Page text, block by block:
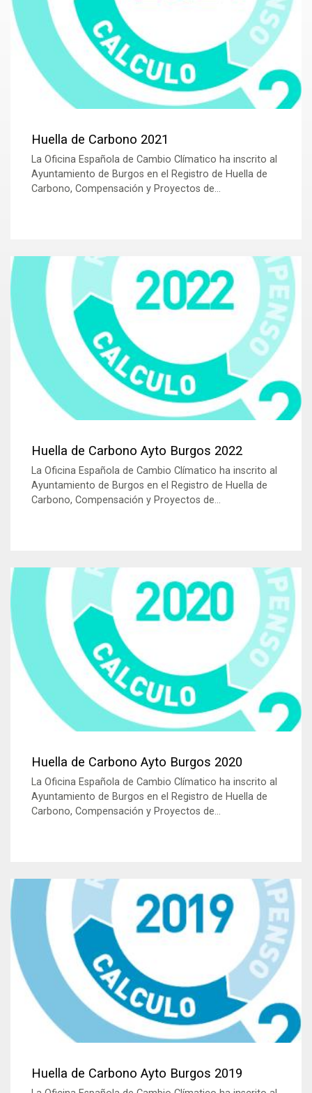
Huella de Carbono 2021
La Oficina Española de Cambio Clímatico ha inscrito al
Ayuntamiento de Burgos en el Registro de Huella de
Carbono, Compensación y Proyectos de...
Huella de Carbono Ayto Burgos 2022
La Oficina Española de Cambio Clímatico ha inscrito al
Ayuntamiento de Burgos en el Registro de Huella de
Carbono, Compensación y Proyectos de...
Huella de Carbono Ayto Burgos 2020
La Oficina Española de Cambio Clímatico ha inscrito al
Ayuntamiento de Burgos en el Registro de Huella de
Carbono, Compensación y Proyectos de...
Huella de Carbono Ayto Burgos 2019